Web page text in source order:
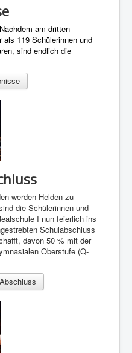
Nachdem am dritten
als 119 Schülerinnen und
sind endlich die
werden Helden zu
die Schülerinnen und
I nun feierlich ins
Schulabschluss
davon 50 % mit der
Oberstufe (Q-